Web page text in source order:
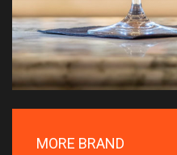
MORE BRAND